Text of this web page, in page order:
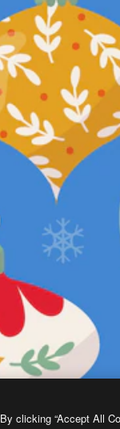
By clicking “Accept All